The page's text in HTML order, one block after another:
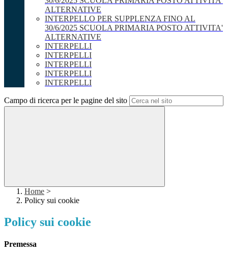
ALTERNATIVE
INTERPELLO PER SUPPLENZA FINO AL
30/6/2025 SCUOLA PRIMARIA POSTO ATTIVITA'
ALTERNATIVE
INTERPELLI
INTERPELLI
INTERPELLI
INTERPELLI
INTERPELLI
Campo di ricerca per le pagine del sito
Home >
Policy sui cookie
Policy sui cookie
Premessa